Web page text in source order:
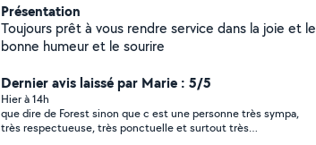
Présentation
Toujours prêt à vous rendre service dans la joie et le
bonne humeur et le sourire
Dernier avis laissé par Marie : 5/5
Hier à 14h
que dire de Forest sinon que c est une personne très sympa,
très respectueuse, très ponctuelle et surtout très